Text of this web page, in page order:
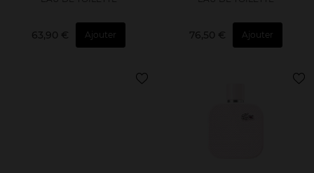
63,90 € Ajouter 76,50 € Ajouter